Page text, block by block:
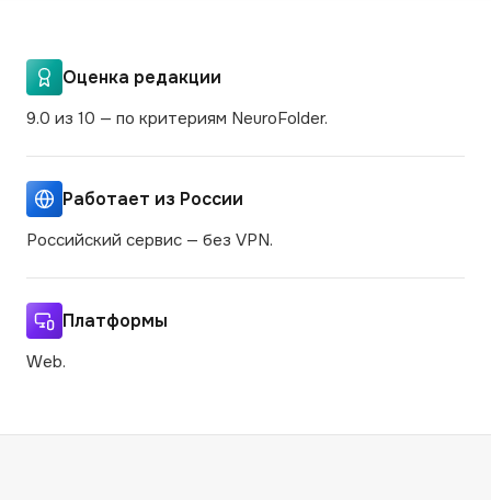
Оценка редакции
9.0 из 10 — по критериям NeuroFolder.
Работает из России
Российский сервис — без VPN.
Платформы
Web.